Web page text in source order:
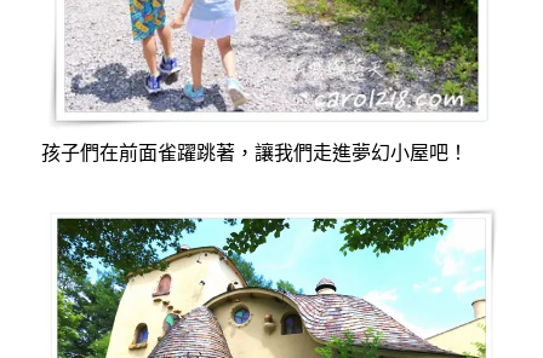
孩子們在前面雀躍跳著，讓我們走進夢幻小屋吧！